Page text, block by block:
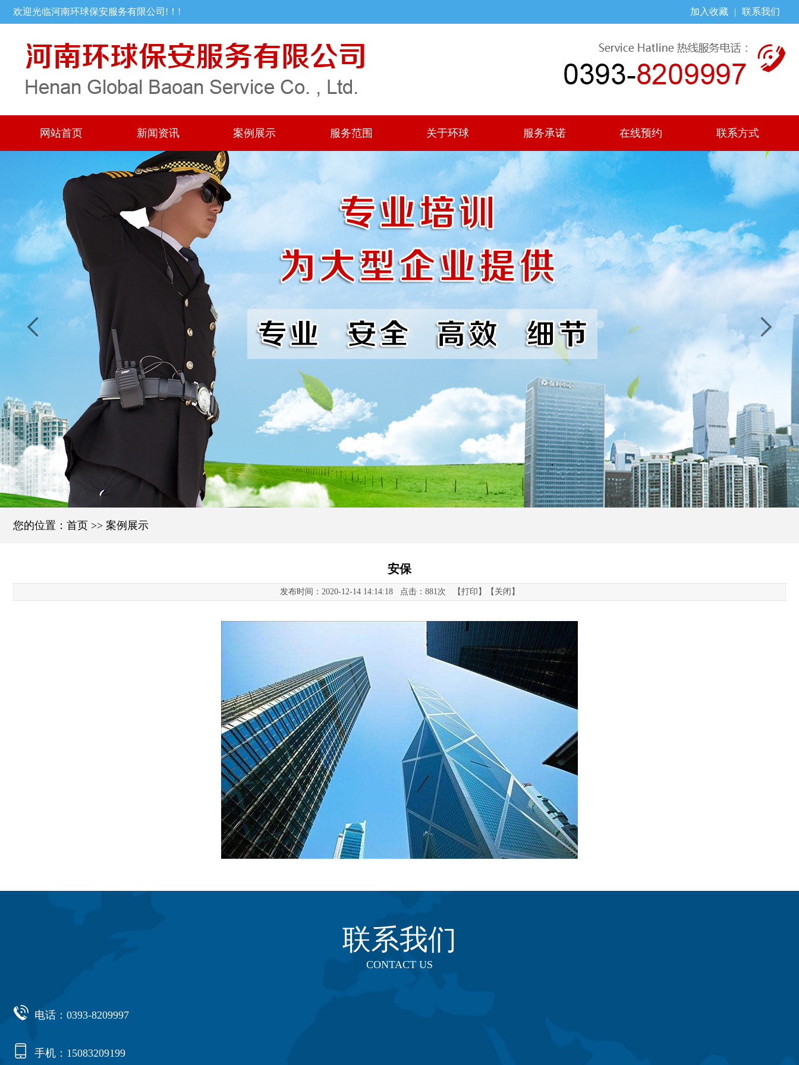
加入收藏 | 联系我们
欢迎光临河南环球保安服务有限公司!！!
网站首页 新闻资讯 案例展示 服务范围 关于环球 服务承诺 在线预约 联系方式
您的位置： 首页 >> 案例展示
安保
发布时间：2020-12-14 14:14:18 点击： 881次 【打印 】【 关闭 】
联系我们
CONTACT US
 电话：0393-8209997
 手机：15083209199